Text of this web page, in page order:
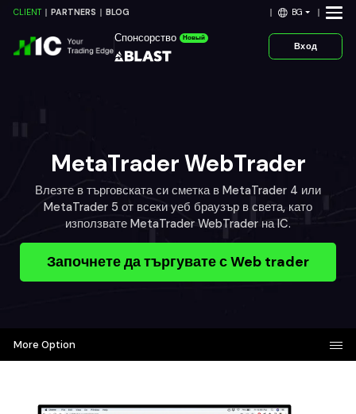
CLIENT PARTNERS BLOG BG
Спонсорство Новый
Вход
MetaTrader WebTrader
Влезте в търговската си сметка в MetaTrader 4 или
MetaTrader 5 от всеки уеб браузър в света, като
използвате MetaTrader WebTrader на IC.
Започнете да търгувате с Web trader
More Option